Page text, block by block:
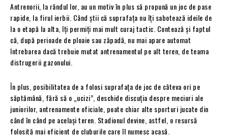
Antrenorii, la rândul lor, au un motiv în plus să propună un joc de pase
rapide, la firul ierbii. Când știi că suprafața nu îți sabotează ideile de
la o etapă la alta, îți permiți mai mult curaj tactic. Contează și faptul
că, după perioade de ploaie sau zăpadă, nu mai apare automat
întrebarea dacă trebuie mutat antrenamentul pe alt teren, de teama
distrugerii gazonului.
În plus, posibilitatea de a folosi suprafața de joc de câteva ori pe
săptămână, fără să o „ucizi”, deschide discuția despre meciuri ale
juniorilor, antrenamente oficiale, poate chiar alte sporturi jucate din
când în când pe același teren. Stadionul devine, astfel, o resursă
folosită mai eficient de cluburile care îl numesc acasă.